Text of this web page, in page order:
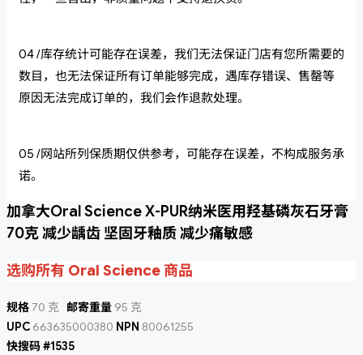
04 /库存统计可能存在误差，我们无法保证门店有您所需要的
数目，也无法保证所有订单能够完成，遇库存错误、售罄等
原因无法完成订单的，我们会作退款处理。
05 /网站所列保质期仅供参考，可能存在误差，不构成服务承
诺。
加拿大Oral Science X-PUR纳米医用羟基磷灰石牙膏
70克 减少龋齿 坚固牙釉质 减少痛敏感
选购所有 Oral Science 商品
规格 70 克 邮寄重量 95 克
UPC 663635000380 NPN 80061255
快搜码 #1535